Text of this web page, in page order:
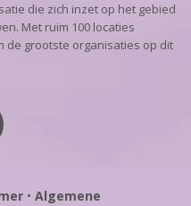
die zich inzet op het gebied
Met ruim 100 locaties
de grootste organisaties op dit
• Algemene